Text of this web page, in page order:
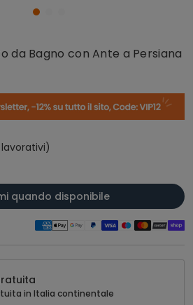
da Bagno con Ante a Persiana
quando disponibile
in Italia continentale